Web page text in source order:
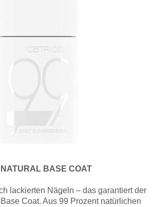
BASE COAT
lackierten Nägeln – das garantiert der
Coat. Aus 99 Prozent natürlichen